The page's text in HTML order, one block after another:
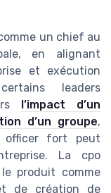
un chief au
en alignant
et exécution
leaders
l’impact d’un
d’un groupe,
fort peut
La cpo
produit comme
de création de